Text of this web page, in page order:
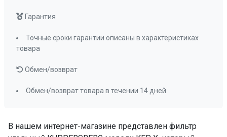
В нашем интернет-магазине представлен фильтр
Гарантия
Точные сроки гарантии описаны в характеристиках
товара
Обмен/возврат
Обмен/возврат товара в течении 14 дней